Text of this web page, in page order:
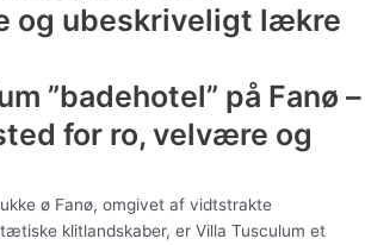
og ubeskriveligt lækre
”badehotel” på Fanø –
for ro, velvære og
ø Fanø, omgivet af vidtstrakte
klitlandskaber, er Villa Tusculum et